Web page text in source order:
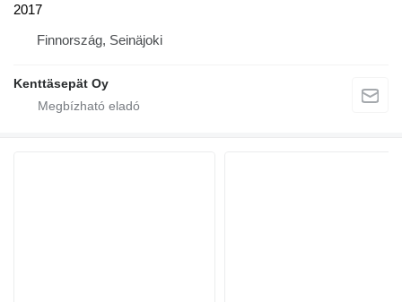
2017
Finnország, Seinäjoki
Kenttäsepät Oy